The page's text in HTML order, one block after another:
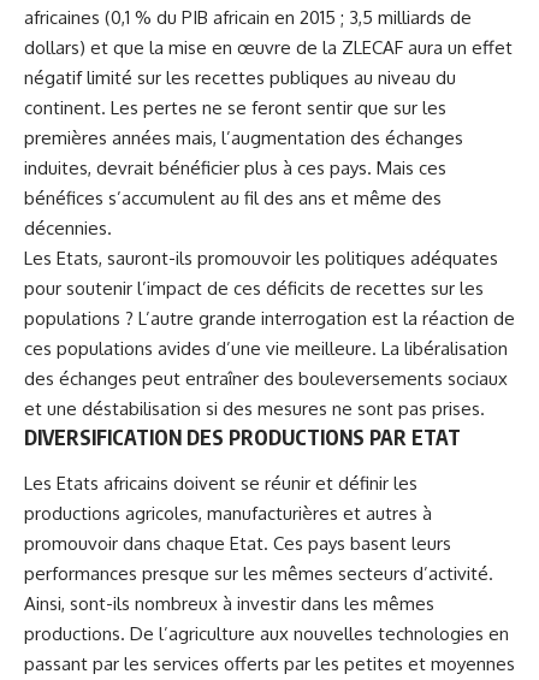
africaines (0,1 % du PIB africain en 2015 ; 3,5 milliards de
dollars) et que la mise en œuvre de la ZLECAF aura un effet
négatif limité sur les recettes publiques au niveau du
continent. Les pertes ne se feront sentir que sur les
premières années mais, l’augmentation des échanges
induites, devrait bénéficier plus à ces pays. Mais ces
bénéfices s’accumulent au fil des ans et même des
décennies.
Les Etats, sauront-ils promouvoir les politiques adéquates
pour soutenir l’impact de ces déficits de recettes sur les
populations ? L’autre grande interrogation est la réaction de
ces populations avides d’une vie meilleure. La libéralisation
des échanges peut entraîner des bouleversements sociaux
et une déstabilisation si des mesures ne sont pas prises.
DIVERSIFICATION DES PRODUCTIONS PAR ETAT
Les Etats africains doivent se réunir et définir les
productions agricoles, manufacturières et autres à
promouvoir dans chaque Etat. Ces pays basent leurs
performances presque sur les mêmes secteurs d’activité.
Ainsi, sont-ils nombreux à investir dans les mêmes
productions. De l’agriculture aux nouvelles technologies en
passant par les services offerts par les petites et moyennes